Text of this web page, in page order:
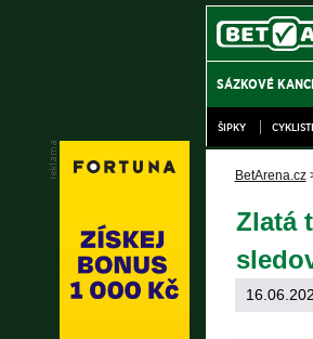
SÁZKOVÉ
ŠIPKY
BetArena.cz
Zlatá